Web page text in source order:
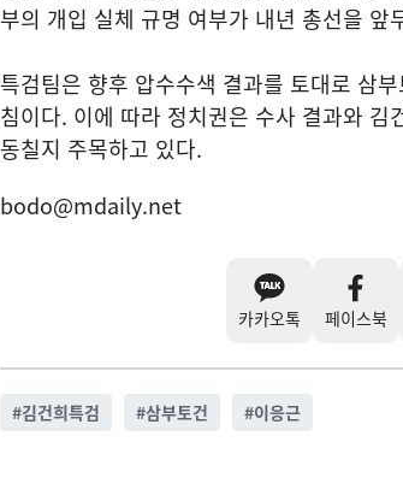
부의 개입 실체 규명 여부가 내년 총선을
특검팀은 향후 압수수색 결과를 토대로 삼
침이다. 이에 따라 정치권은 수사 결과와
동칠지 주목하고 있다.
bodo@mdaily.net
카카오톡 페이스북
#김건희특검 #삼부토건 #이응근